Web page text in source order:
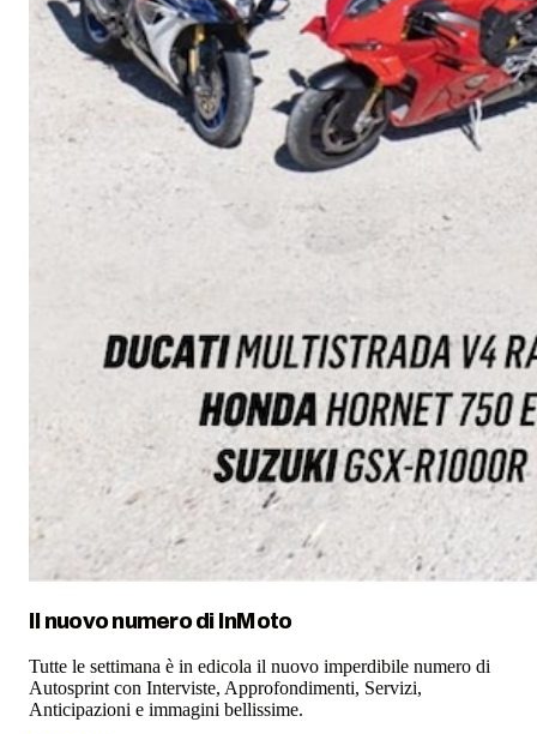
Il nuovo numero di InMoto
Tutte le settimana è in edicola il nuovo imperdibile numero di
Autosprint con Interviste, Approfondimenti, Servizi,
Anticipazioni e immagini bellissime.